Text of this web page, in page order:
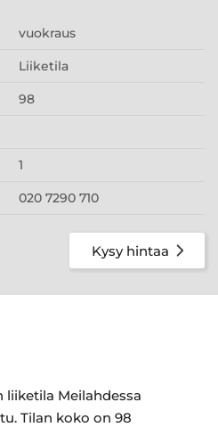
vuokraus
Liiketila
98
1
020 7290 710
Kysy hintaa
Meilahdessa
Tilan koko on 98